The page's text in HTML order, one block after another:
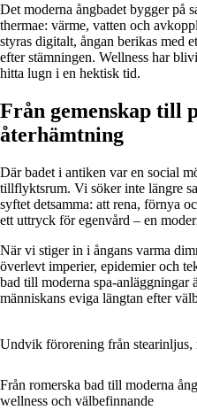
Det moderna ångbadet bygger på
thermae: värme, vatten och
styras digitalt, ångan berikas med
efter stämningen. Wellness har
hitta lugn i en hektisk tid.
Från gemenskap till
återhämtning
Där badet i antiken var en social
tillflyktsrum. Vi söker inte längre
syftet detsamma: att rena, förnya
ett uttryck för egenvård – en
När vi stiger in i ångans varma
överlevt imperier, epidemier och
bad till moderna spa-anläggningar
människans eviga längtan efter
Undvik förorening från stearinljus,
Från romerska bad till moderna
wellness och välbefinnande